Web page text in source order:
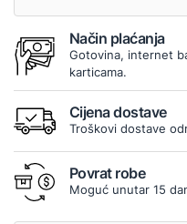
Način plaćanja
Gotovina, internet
karticama.
Cijena dostave
Troškovi dostave
Povrat robe
Moguć unutar 15